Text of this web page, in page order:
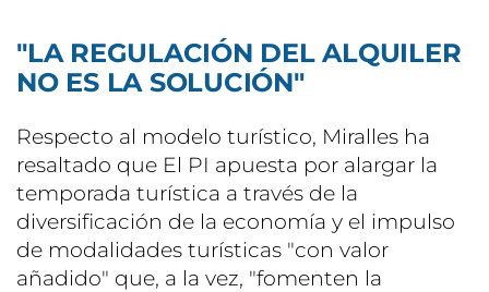
"LA REGULACIÓN DEL ALQUILER
NO ES LA SOLUCIÓN"
Respecto al modelo turístico, Miralles ha
resaltado que El PI apuesta por alargar la
temporada turística a través de la
diversificación de la economía y el impulso
de modalidades turísticas "con valor
añadido" que, a la vez, "fomenten la